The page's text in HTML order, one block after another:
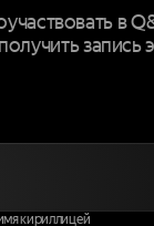
в
кириллицей